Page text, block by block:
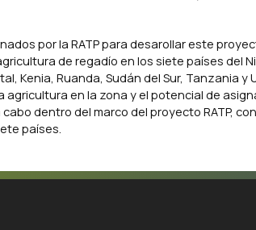
por la RATP para desarollar este
de regadío en los siete países del
Kenia, Ruanda, Sudán del Sur, Tanzania y
en la zona y el potencial de
dentro del marco del proyecto RATP,
países.